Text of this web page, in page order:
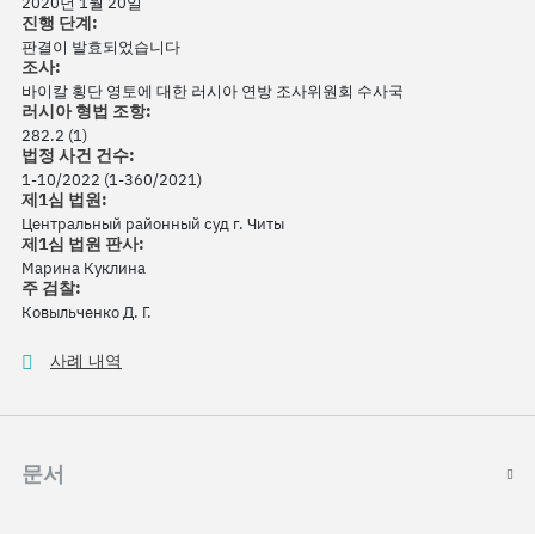
진행 단계:
판결이 발효되었습니다
조사:
바이칼 횡단 영토에 대한 러시아 연방 조사위원회 수사국
러시아 형법 조항:
282.2 (1)
법정 사건 건수:
1-10/2022 (1-360/2021)
제1심 법원:
Центральный районный суд г. Читы
제1심 법원 판사:
Марина Куклина
주 검찰:
Ковыльченко Д. Г.
사례 내역
문서